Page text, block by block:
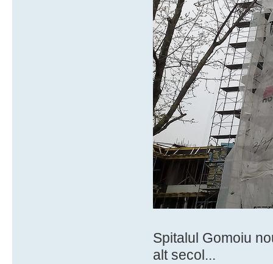
Spitalul Gomoiu
alt secol...